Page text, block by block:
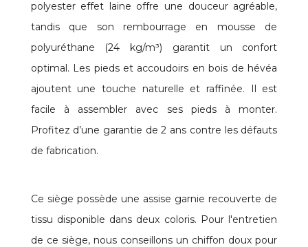
polyester effet laine offre une douceur agréable,
tandis que son rembourrage en mousse de
polyuréthane (24 kg/m³) garantit un confort
optimal. Les pieds et accoudoirs en bois de hévéa
ajoutent une touche naturelle et raffinée. Il est
facile à assembler avec ses pieds à monter.
Profitez d’une garantie de 2 ans contre les défauts
de fabrication.
Ce siège possède une assise garnie recouverte de
tissu disponible dans deux coloris. Pour l'entretien
de ce siège, nous conseillons un chiffon doux pour